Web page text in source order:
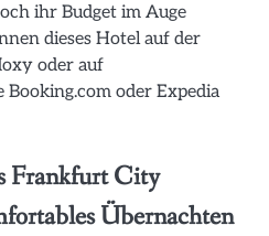
ihr Budget im Auge
dieses Hotel auf der
oder auf
oder Expedia
Frankfurt City
Übernachten